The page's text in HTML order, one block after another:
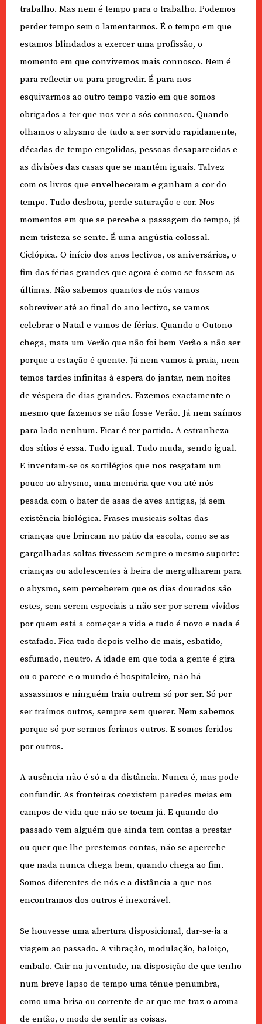
trabalho. Mas nem é tempo para o trabalho. Podemos
perder tempo sem o lamentarmos. É o tempo em que
estamos blindados a exercer uma profissão, o
momento em que convivemos mais connosco. Nem é
para reflectir ou para progredir. É para nos
esquivarmos ao outro tempo vazio em que somos
obrigados a ter que nos ver a sós connosco. Quando
olhamos o abysmo de tudo a ser sorvido rapidamente,
décadas de tempo engolidas, pessoas desaparecidas e
as divisões das casas que se mantêm iguais. Talvez
com os livros que envelheceram e ganham a cor do
tempo. Tudo desbota, perde saturação e cor. Nos
momentos em que se percebe a passagem do tempo, já
nem tristeza se sente. É uma angústia colossal.
Ciclópica. O início dos anos lectivos, os aniversários, o
fim das férias grandes que agora é como se fossem as
últimas. Não sabemos quantos de nós vamos
sobreviver até ao final do ano lectivo, se vamos
celebrar o Natal e vamos de férias. Quando o Outono
chega, mata um Verão que não foi bem Verão a não ser
porque a estação é quente. Já nem vamos à praia, nem
temos tardes infinitas à espera do jantar, nem noites
de véspera de dias grandes. Fazemos exactamente o
mesmo que fazemos se não fosse Verão. Já nem saímos
para lado nenhum. Ficar é ter partido. A estranheza
dos sítios é essa. Tudo igual. Tudo muda, sendo igual.
E inventam-se os sortilégios que nos resgatam um
pouco ao abysmo, uma memória que voa até nós
pesada com o bater de asas de aves antigas, já sem
existência biológica. Frases musicais soltas das
crianças que brincam no pátio da escola, como se as
gargalhadas soltas tivessem sempre o mesmo suporte:
crianças ou adolescentes à beira de mergulharem para
o abysmo, sem perceberem que os dias dourados são
estes, sem serem especiais a não ser por serem vividos
por quem está a começar a vida e tudo é novo e nada é
estafado. Fica tudo depois velho de mais, esbatido,
esfumado, neutro. A idade em que toda a gente é gira
ou o parece e o mundo é hospitaleiro, não há
assassinos e ninguém traiu outrem só por ser. Só por
ser traímos outros, sempre sem querer. Nem sabemos
porque só por sermos ferimos outros. E somos feridos
por outros.
A ausência não é só a da distância. Nunca é, mas pode
confundir. As fronteiras coexistem paredes meias em
campos de vida que não se tocam já. E quando do
passado vem alguém que ainda tem contas a prestar
ou quer que lhe prestemos contas, não se apercebe
que nada nunca chega bem, quando chega ao fim.
Somos diferentes de nós e a distância a que nos
encontramos dos outros é inexorável.
Se houvesse uma abertura disposicional, dar-se-ia a
viagem ao passado. A vibração, modulação, baloiço,
embalo. Cair na juventude, na disposição de que tenho
num breve lapso de tempo uma ténue penumbra,
como uma brisa ou corrente de ar que me traz o aroma
de então, o modo de sentir as coisas.